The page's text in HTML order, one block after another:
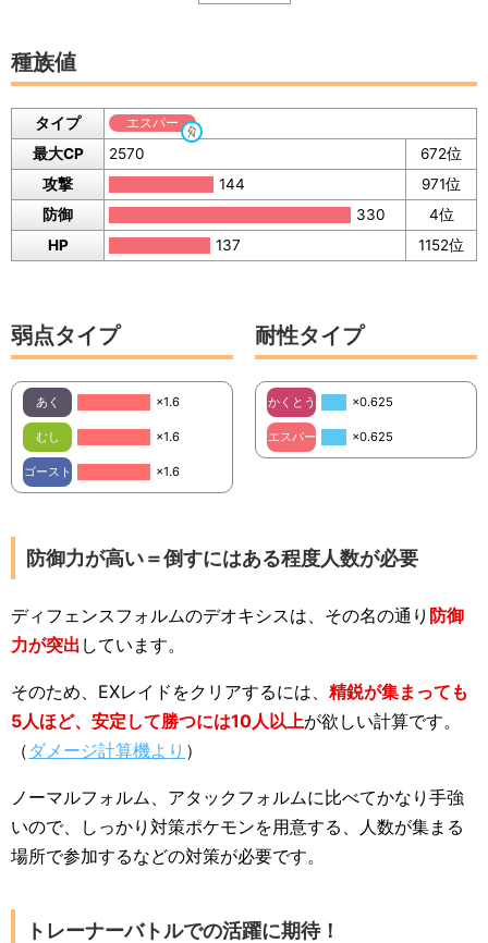
種族値
タイプ エスパー
最大CP 2570
672位
攻撃
144
971位
防御
330
4位
HP
137 1152位
弱点タイプ
あく ×1.6
むし ×1.6
ゴースト ×1.6
耐性タイプ
かくとう ×0.625
エスパー ×0.625
防御力が高い＝倒すにはある程度人数が必要
ディフェンスフォルムのデオキシスは、その名の通り 防御
力が突出 しています。
そのため、EXレイドをクリアするには、 精鋭が集まっても
5人ほど、安定して勝つには10人以上が欲しい計算です。
（ ダメージ計算機より ）
ノーマルフォルム、アタックフォルムに比べてかなり手強
いので、しっかり対策ポケモンを用意する、人数が集まる
場所で参加するなどの対策が必要です。
トレーナーバトルでの活躍に期待！